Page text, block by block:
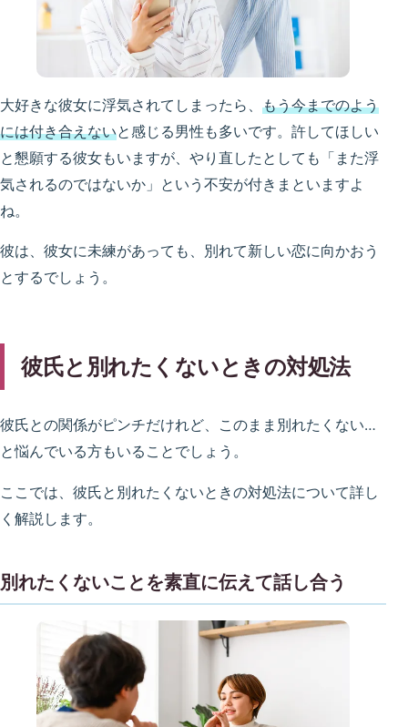
大好きな彼女に浮気されてしまったら、 もう今までのよう
には付き合えないと感じる男性も多いです。許してほしい
と懇願する彼女もいますが、やり直したとしても「また浮
気されるのではないか」という不安が付きまといますよ
ね。
彼は、彼女に未練があっても、別れて新しい恋に向かおう
とするでしょう。
彼氏と別れたくないときの対処法
彼氏との関係がピンチだけれど、このまま別れたくない…
と悩んでいる方もいることでしょう。
ここでは、彼氏と別れたくないときの対処法について詳し
く解説します。
別れたくないことを素直に伝えて話し合う